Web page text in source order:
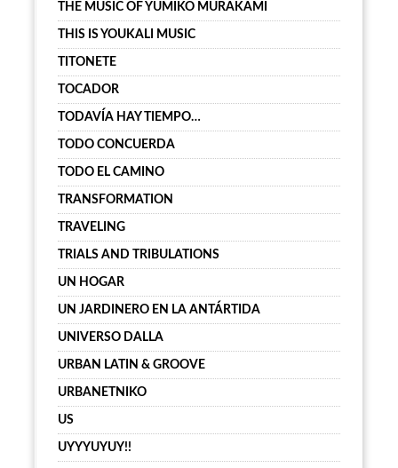
THE MUSIC OF YUMIKO MURAKAMI
THIS IS YOUKALI MUSIC
TITONETE
TOCADOR
TODAVÍA HAY TIEMPO…
TODO CONCUERDA
TODO EL CAMINO
TRANSFORMATION
TRAVELING
TRIALS AND TRIBULATIONS
UN HOGAR
UN JARDINERO EN LA ANTÁRTIDA
UNIVERSO DALLA
URBAN LATIN & GROOVE
URBANETNIKO
US
UYYYUYUY!!